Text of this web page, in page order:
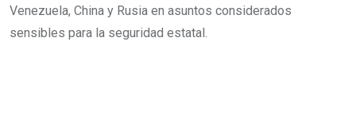
Venezuela, China y Rusia en asuntos considerados
sensibles para la seguridad estatal.